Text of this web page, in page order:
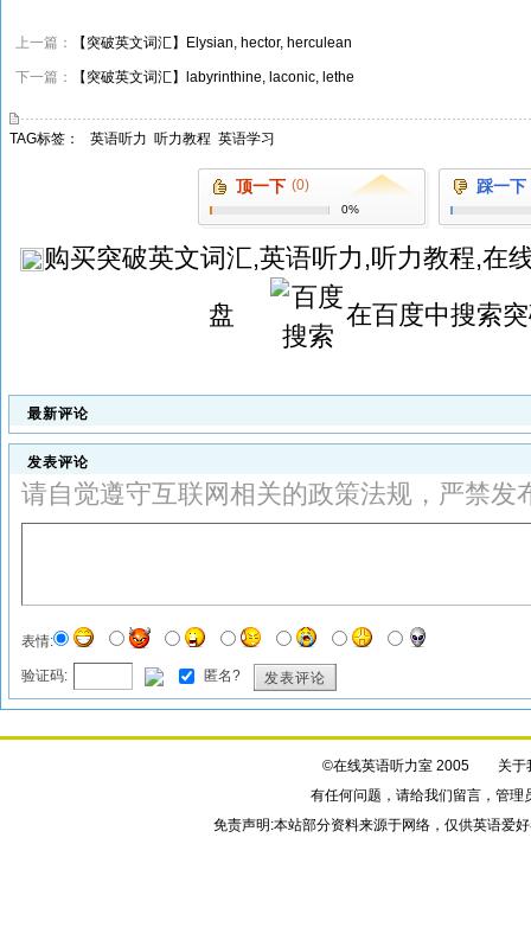
上一篇： 【突破英文词汇】Elysian, hector, herculean
下一篇： 【突破英文词汇】labyrinthine, laconic, lethe
TAG标签： 英语听力 听力教程 英语学习
顶一下 (0)
0%
踩一下
购买突破英文词汇,英语听力,听力教程,在
盘
在百度中搜索
最新评论
发表评论
请自觉遵守互联网相关的政策法规，严禁发
表情:
验证码: 匿名? 发表评论
©在线英语听力室 2005 关于
有任何问题，请给我们留言，管理
免责声明:本站部分资料来源于网络，仅供英语爱